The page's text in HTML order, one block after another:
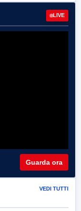
LIVE
Guarda ora
VEDI TUTTI